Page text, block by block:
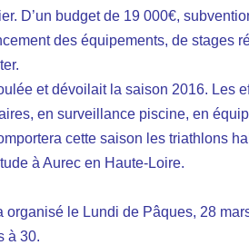
D’un budget de 19 000€,
des équipements, de stages
et dévoilait la saison 2016. Les
en surveillance piscine, en
cette saison les triathlons
à Aurec en Haute-Loire.
le Lundi de Pâques, 28
à 30.